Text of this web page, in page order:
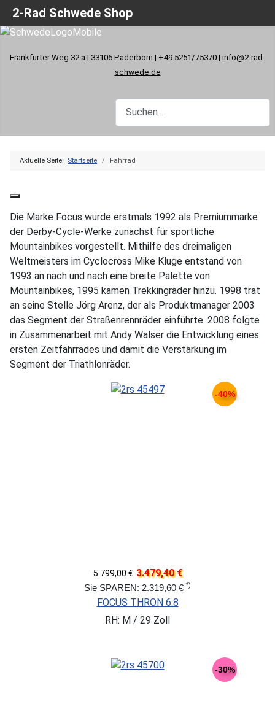
Frankfurter Weg 32 a | 33106 Paderborn | +49 5251/75370 | info@2-rad-
schwede.de
Aktuelle Seite: Startseite Fahrrad
Die Marke Focus wurde erstmals 1992 als Premiummarke
der Derby-Cycle-Werke zunächst für sportliche
Mountainbikes vorgestellt. Mithilfe des dreimaligen
Weltmeisters im Cyclocross Mike Kluge entstand von
1993 an nach und nach eine breite Palette von
Mountainbikes, 1995 kamen Trekkingräder hinzu. 1998 trat
an seine Stelle Jörg Arenz, der als Produktmanager 2003
das Segment der Straßenrennräder einführte. 2008 folgte
in Zusammenarbeit mit Andy Walser die Entwicklung eines
ersten Zeitfahrrades und damit die Verstärkung im
Segment der Triathlonräder.
-40%
5.799,00 € 3.479,40 €
Sie SPAREN: 2.319,60 € *)
FOCUS THRON 6.8
RH: M / 29 Zoll
-30%
2-Rad Schwede Shop